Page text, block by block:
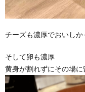
チーズも濃厚でおいしか
そして卵も濃厚
黄身が割れずにその場に